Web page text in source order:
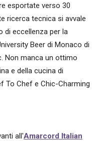
esportate verso 30
ricerca tecnica si avvale
di eccellenza per la
Beer di Monaco di
Non manca un ottimo
e della cucina di
To Chef e Chic-Charming
all'Amarcord Italian